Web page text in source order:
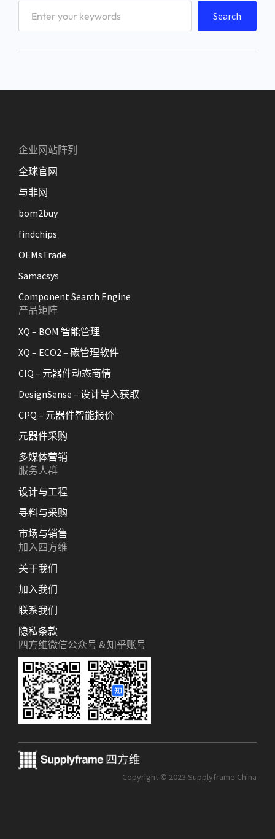
Search
企业网站阵列
全球官网
与非网
bom2buy
findchips
OEMsTrade
Samacsys
Component Search Engine
产品矩阵
XQ – BOM 智能管理
XQ – ECO2 – 碳管理软件
CIQ – 元器件动态商情
DesignSense – 设计导入获取
CPQ – 元器件智能报价
元器件采购
多媒体营销
服务人群
设计与工程
寻料与采购
市场与销售
加入四方维
关于我们
加入我们
联系我们
隐私条款
四方维微信公众号 & 知乎账号
Copyright © 2023 Supplyframe China